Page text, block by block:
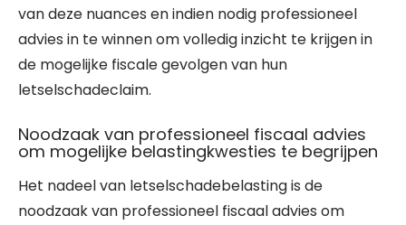
van deze nuances en indien nodig professioneel
advies in te winnen om volledig inzicht te krijgen in
de mogelijke fiscale gevolgen van hun
letselschadeclaim.
Noodzaak van professioneel fiscaal advies
om mogelijke belastingkwesties te begrijpen
Het nadeel van letselschadebelasting is de
noodzaak van professioneel fiscaal advies om